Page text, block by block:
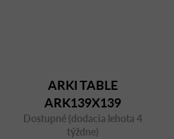
ARKI TABLE
ARK139X139
BIANCO/CFC BI
Dostupné (dodacia lehota 4
týždne)